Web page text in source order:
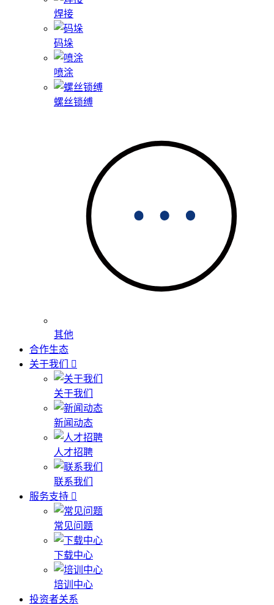
焊接
码垛
喷涂
螺丝锁缚
其他
合作生态
关于我们
关于我们
新闻动态
人才招聘
联系我们
服务支持
常见问题
下载中心
培训中心
投资者关系